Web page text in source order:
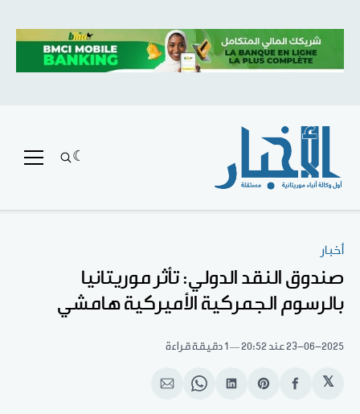
أخبار
صندوق النقد الدولي: تأثر موريتانيا
بالرسوم الجمركية الأميركية هامشي
23-06-2025عند 20:52 1 دقيقة قراءة
𝕏
انشر
Shareانشر
Shareانشر